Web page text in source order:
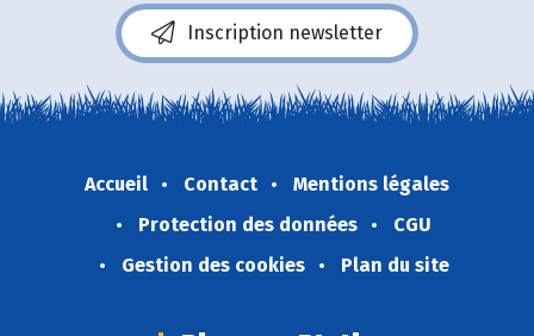
Inscription newsletter
Accueil Contact
Mentions légales
Protection des données
CGU
Gestion des cookies
Plan du site